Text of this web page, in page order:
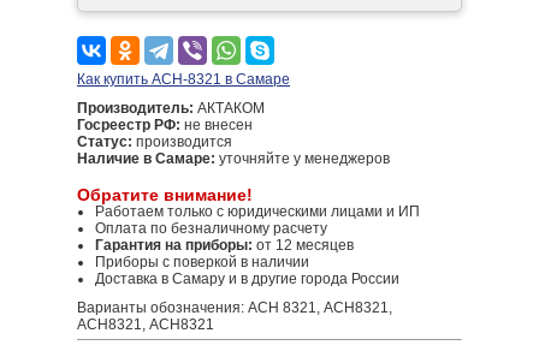
Как купить АСН-8321 в Самаре
Производитель: АКТАКОМ
Госреестр РФ: не внесен
Статус: производится
Наличие в Самаре: уточняйте у менеджеров
Обратите внимание!
Работаем только с юридическими лицами и ИП
Оплата по безналичному расчету
Гарантия на приборы: от 12 месяцев
Приборы с поверкой в наличии
Доставка в Самару и в другие города России
Варианты обозначения: АСН 8321, АСН8321,
АСН8321, ACH8321